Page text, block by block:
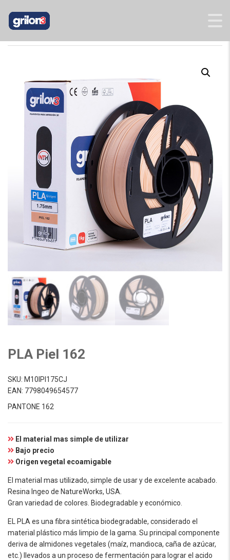
PLA Piel 162
SKU: M10IPI175CJ
EAN: 7798049654577
PANTONE 162
El material mas simple de utilizar
Bajo precio
Origen vegetal ecoamigable
El material mas utilizado, simple de usar y de excelente acabado.
Resina Ingeo de NatureWorks, USA.
Gran variedad de colores. Biodegradable y económico.
EL PLA es una fibra sintética biodegradable, considerado el
material plástico más limpio de la gama. Su principal componente
deriva de almidones vegetales (maíz, mandioca, caña de azúcar,
etc.) llevados a un proceso de fermentación para lograr el acido